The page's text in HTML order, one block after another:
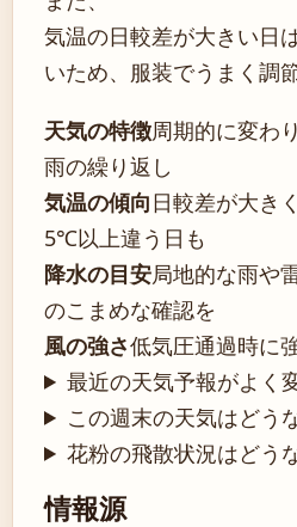
気温の日較差が大きい日
いため、服装でうまく調
天気の特徴周期的に変わ
雨の繰り返し
気温の傾向日較差が大き
5℃以上違う日も
降水の目安局地的な雨や
のこまめな確認を
風の強さ低気圧通過時に
最近の天気予報がよく
この週末の天気はどう
花粉の飛散状況はどう
情報源